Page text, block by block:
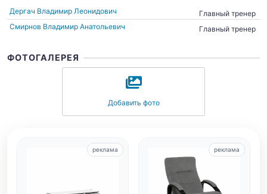
Дергач Владимир Леонидович
Главный тренер
Смирнов Владимир Анатольевич
Главный тренер
ФОТОГАЛЕРЕЯ
Добавить фото
реклама реклама